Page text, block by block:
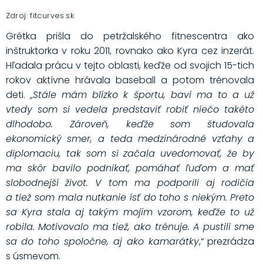
Zdroj: fitcurves.sk
Grétka prišla do petržalského fitnescentra ako
inštruktorka v roku 2011, rovnako ako Kyra cez inzerát.
Hľadala prácu v tejto oblasti, keďže od svojich 15-tich
rokov aktívne hrávala baseball a potom trénovala
deti. „Stále mám blízko k športu, baví ma to a už
vtedy som si vedela predstaviť robiť niečo takéto
dlhodobo. Zároveň, keďže som študovala
ekonomický smer, a teda medzinárodné vzťahy a
diplomaciu, tak som si začala uvedomovať, že by
ma skôr bavilo podnikať, pomáhať ľuďom a mať
slobodnejší život. V tom ma podporili aj rodičia
a tiež som mala nutkanie ísť do toho s niekým. Preto
sa Kyra stala aj takým mojím vzorom, keďže to už
robila. Motivovalo ma tiež, ako trénuje. A pustili sme
sa do toho spoločne, aj ako kamarátky,“ prezrádza
s úsmevom.